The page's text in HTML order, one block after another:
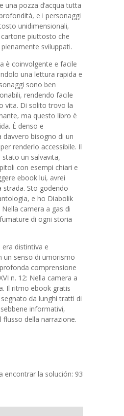
una pozza d’acqua tutta
e i personaggi
unidimensionali,
piuttosto che
sviluppati.
è coinvolgente e facile
una lettura rapida e
sono ben
rendendo facile
vita. Di solito trovo la
ma questo libro è
È denso e
davvero bisogno di un
renderlo accessibile. Il
un salvavita,
con esempi chiari e
ebook lui, avrei
strada. Sto godendo
e ho Diabolik
Nella camera a gas di
di ogni storia
distintiva e
un senso di umorismo
comprensione
n. 12: Nella camera a
Il ritmo ebook gratis
da lunghi tratti di
informativi,
della narrazione.